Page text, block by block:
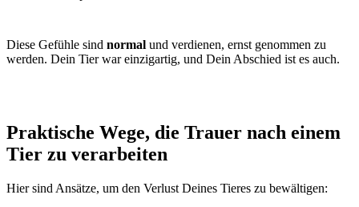
Diese Gefühle sind normal und verdienen, ernst genommen zu
werden. Dein Tier war einzigartig, und Dein Abschied ist es auch.
Praktische Wege, die Trauer nach einem
Tier zu verarbeiten
Hier sind Ansätze, um den Verlust Deines Tieres zu bewältigen: